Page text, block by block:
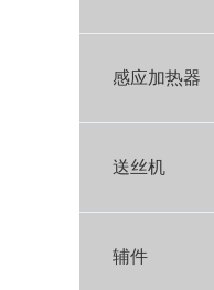
感应加热器
送丝机
辅件